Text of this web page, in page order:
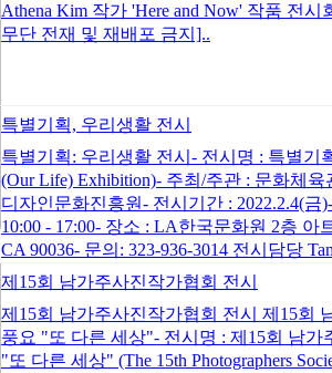
Athena Kim 작가 'Here and Now' 작품 전
무단 전재 및 재배포 금지]..
특별기획, 우리생활 전시
특별기획: 우리생활 전시- 전시명 : 특별기
(Our Life) Exhibition)- 주최/주관 : 문화체
디자인문화진흥원- 전시기간 : 2022.2.4(금
10:00 - 17:00- 장소 : LA한국문화원 2층 아
CA 90036- 문의: 323-936-3014 전시담당
제15회 남가주사진작가협회 전시
제15회 남가주사진작가협회 전시 제15회
풍요 "또 다른 세상"- 전시명 : 제15회 남
"또 다른 세상" (The 15th Photographers